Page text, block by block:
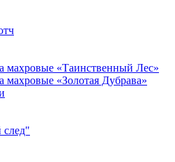
махровые «Таинственный Лес»
махровые «Золотая Дубрава»
след"